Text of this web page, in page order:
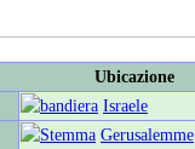
Ubicazione
Israele
Gerusalemme